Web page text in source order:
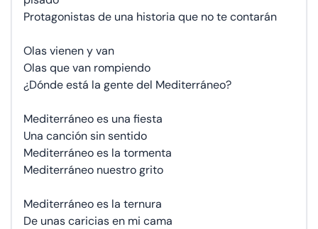
Protagonistas de una historia que no te contarán
Olas vienen y van
Olas que van rompiendo
¿Dónde está la gente del Mediterráneo?
Mediterráneo es una fiesta
Una canción sin sentido
Mediterráneo es la tormenta
Mediterráneo nuestro grito
Mediterráneo es la ternura
De unas caricias en mi cama